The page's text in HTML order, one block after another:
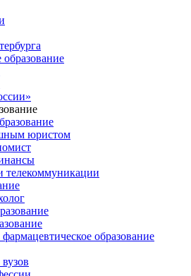
юристом
телекоммуникации
образование